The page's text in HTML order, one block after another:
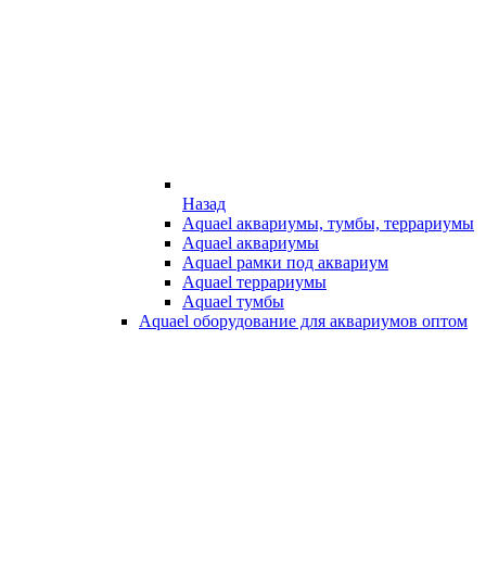
Назад
Aquael аквариумы, тумбы, террариумы
Aquael аквариумы
Aquael рамки под аквариум
Aquael террариумы
Aquael тумбы
Aquael оборудование для аквариумов оптом